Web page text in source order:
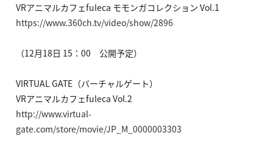
VRアニマルカフェfuleca モモンガコレクション Vol.1
https://www.360ch.tv/video/show/2896
（12月18日 15：00 公開予定）
VIRTUAL GATE（バーチャルゲート）
VRアニマルカフェfuleca Vol.2
http://www.virtual-
gate.com/store/movie/JP_M_0000003303